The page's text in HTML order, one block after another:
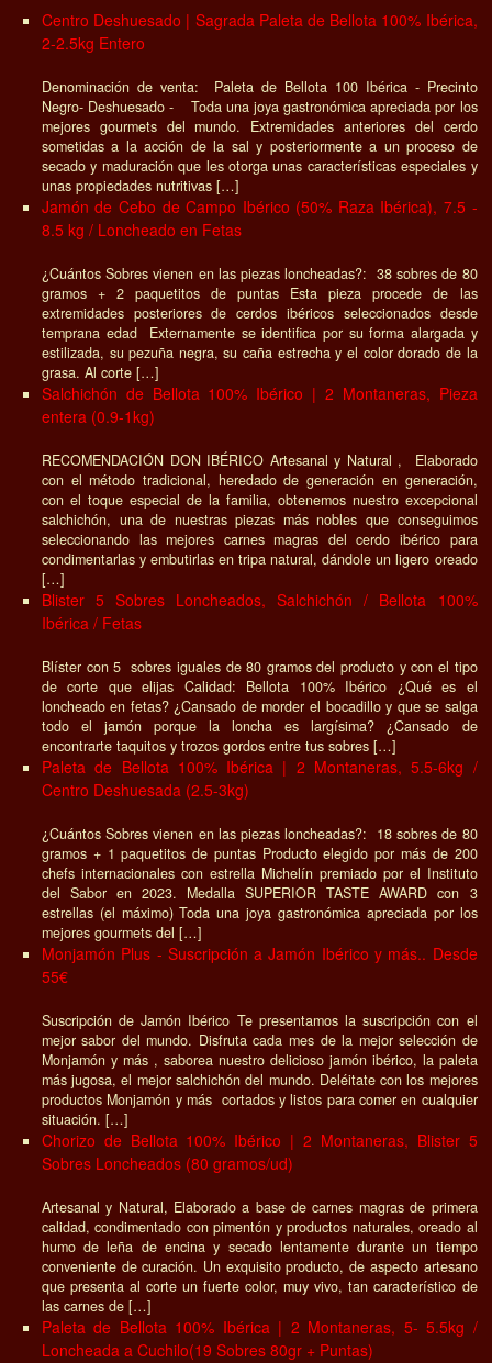
Centro Deshuesado | Sagrada Paleta de Bellota 100% Ibérica,
2-2.5kg Entero
Denominación de venta: Paleta de Bellota 100 Ibérica - Precinto
Negro- Deshuesado - Toda una joya gastronómica apreciada por los
mejores gourmets del mundo. Extremidades anteriores del cerdo
sometidas a la acción de la sal y posteriormente a un proceso de
secado y maduración que les otorga unas características especiales y
unas propiedades nutritivas […]
Jamón de Cebo de Campo Ibérico (50% Raza Ibérica), 7.5 -
8.5 kg / Loncheado en Fetas
¿Cuántos Sobres vienen en las piezas loncheadas?: 38 sobres de 80
gramos + 2 paquetitos de puntas Esta pieza procede de las
extremidades posteriores de cerdos ibéricos seleccionados desde
temprana edad Externamente se identifica por su forma alargada y
estilizada, su pezuña negra, su caña estrecha y el color dorado de la
grasa. Al corte […]
Salchichón de Bellota 100% Ibérico | 2 Montaneras, Pieza
entera (0.9-1kg)
RECOMENDACIÓN DON IBÉRICO Artesanal y Natural , Elaborado
con el método tradicional, heredado de generación en generación,
con el toque especial de la familia, obtenemos nuestro excepcional
salchichón, una de nuestras piezas más nobles que conseguimos
seleccionando las mejores carnes magras del cerdo ibérico para
condimentarlas y embutirlas en tripa natural, dándole un ligero oreado
[…]
Blister 5 Sobres Loncheados, Salchichón / Bellota 100%
Ibérica / Fetas
Blíster con 5 sobres iguales de 80 gramos del producto y con el tipo
de corte que elijas Calidad: Bellota 100% Ibérico ¿Qué es el
loncheado en fetas? ¿Cansado de morder el bocadillo y que se salga
todo el jamón porque la loncha es largísima? ¿Cansado de
encontrarte taquitos y trozos gordos entre tus sobres […]
Paleta de Bellota 100% Ibérica | 2 Montaneras, 5.5-6kg /
Centro Deshuesada (2.5-3kg)
¿Cuántos Sobres vienen en las piezas loncheadas?: 18 sobres de 80
gramos + 1 paquetitos de puntas Producto elegido por más de 200
chefs internacionales con estrella Michelín premiado por el Instituto
del Sabor en 2023. Medalla SUPERIOR TASTE AWARD con 3
estrellas (el máximo) Toda una joya gastronómica apreciada por los
mejores gourmets del […]
Monjamón Plus - Suscripción a Jamón Ibérico y más.. Desde
55€
Suscripción de Jamón Ibérico Te presentamos la suscripción con el
mejor sabor del mundo. Disfruta cada mes de la mejor selección de
Monjamón y más , saborea nuestro delicioso jamón ibérico, la paleta
más jugosa, el mejor salchichón del mundo. Deléitate con los mejores
productos Monjamón y más cortados y listos para comer en cualquier
situación. […]
Chorizo de Bellota 100% Ibérico | 2 Montaneras, Blister 5
Sobres Loncheados (80 gramos/ud)
Artesanal y Natural, Elaborado a base de carnes magras de primera
calidad, condimentado con pimentón y productos naturales, oreado al
humo de leña de encina y secado lentamente durante un tiempo
conveniente de curación. Un exquisito producto, de aspecto artesano
que presenta al corte un fuerte color, muy vivo, tan característico de
las carnes de […]
Paleta de Bellota 100% Ibérica | 2 Montaneras, 5- 5.5kg /
Loncheada a Cuchilo(19 Sobres 80gr + Puntas)